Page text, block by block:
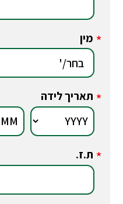
* מין
* תאריך לידה
* ת.ז.